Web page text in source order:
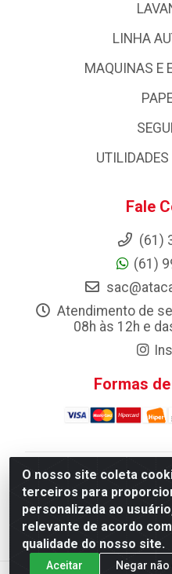
O nosso site coleta
terceiros para
personalizada ao
relevante de acordo
qualidade do nosso site.
Aceitar Negar
LINHA
MAQUINAS E
Fale
(61)
(61)
Atendimento de
08h às 12h e
Formas
Atacadao da Limpeza F.
Distribuicao LTDA -
Industrial (Taguatinga),
CNPJ